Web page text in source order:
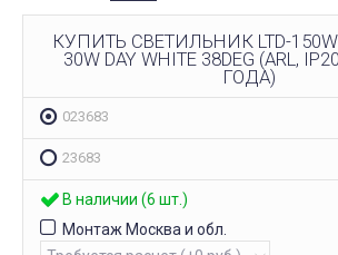
КУПИТЬ СВЕТИЛЬНИК LTD-
30W DAY WHITE 38DEG (ARL,
ГОДА)
023683
23683
В наличии (6 шт.)
Монтаж Москва и обл.